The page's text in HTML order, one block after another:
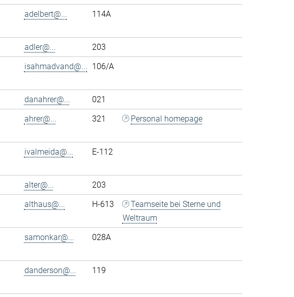
adelbert@... 114A
adler@...
203
isahmadvand@... 106/A
danahrer@...
021
ahrer@... 321 Personal homepage
ivalmeida@... E-112
alter@...
203
althaus@... H-613
Teamseite bei Sterne und
Weltraum
samonkar@... 028A
danderson@... 119